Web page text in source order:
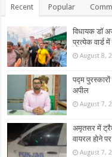
Recent Popular
विधायक डॉ
प्रत्येक वार्ड
August 8,
पद्म
अपील
August 7,
अमृतसर में
वायरल होने
August 7,